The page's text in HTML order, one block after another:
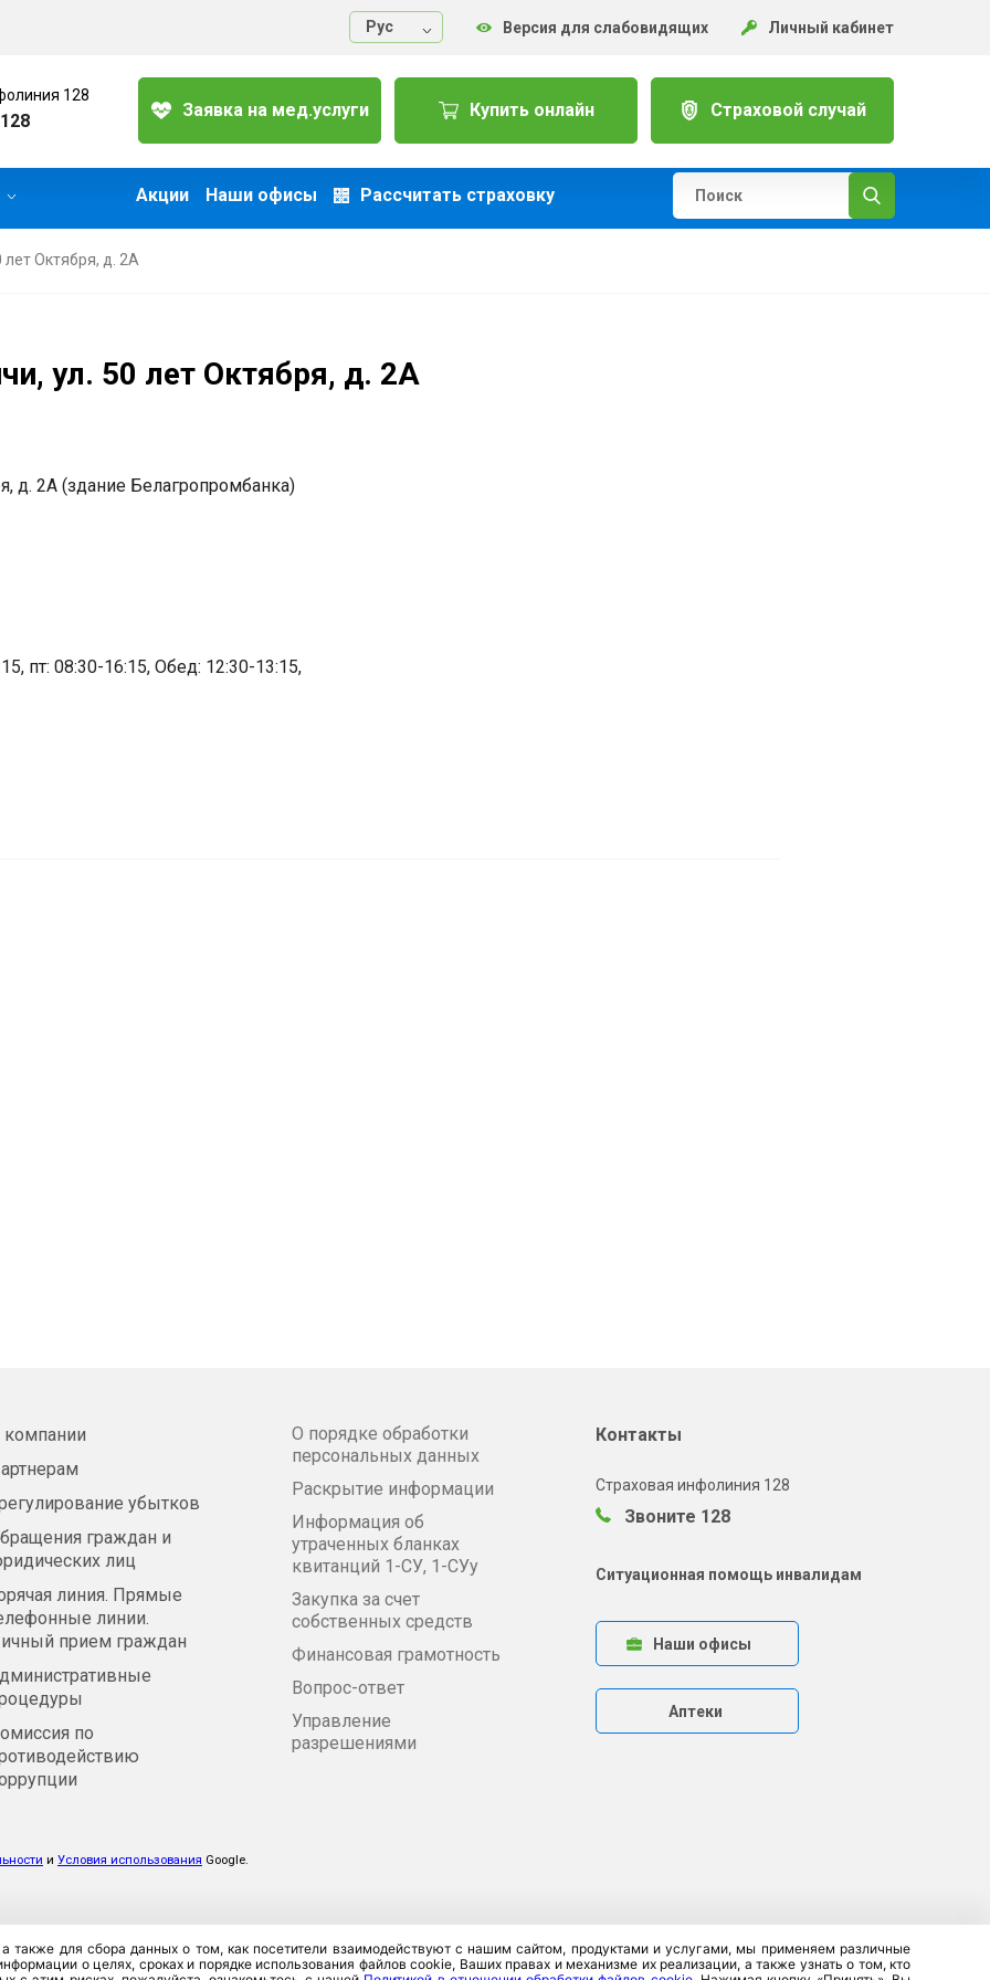
Руc Версия для слабовидящих Личный кабинет
128
Заявка на мед.услуги Купить онлайн Страховой случай
Акции Наши офисы Рассчитать страховку
лет Октября, д. 2А
ул. 50 лет Октября, д. 2А
д. 2А (здание Белагропромбанка)
пт: 08:30-16:15, Обед: 12:30-13:15,
убытков
граждан и
лиц
линия. Прямые
линии.
прием граждан
по
О порядке обработки
персональных данных
Раскрытие информации
Информация об
утраченных бланках
квитанций 1-СУ, 1-СУу
Закупка за счет
собственных средств
Финансовая грамотность
Вопрос-ответ
Управление
разрешениями
Контакты
Страховая инфолиния 128
Звоните 128
Ситуационная помощь инвалидам
Наши офисы
Аптеки
и Условия использования Google.
также для сбора данных о том, как посетители взаимодействуют с нашим сайтом, продуктами и услугами, мы применяем различные
о целях, сроках и порядке использования файлов cookie, Ваших правах и механизме их реализации, а также узнать о том, кто